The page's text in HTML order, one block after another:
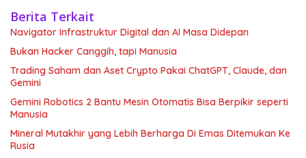
Berita Terkait
Navigator Infrastruktur Digital dan AI Masa Didepan
Bukan Hacker Canggih, tapi Manusia
Trading Saham dan Aset Crypto Pakai ChatGPT, Claude, dan
Gemini
Gemini Robotics 2 Bantu Mesin Otomatis Bisa Berpikir seperti
Manusia
Mineral Mutakhir yang Lebih Berharga Di Emas Ditemukan Ke
Rusia